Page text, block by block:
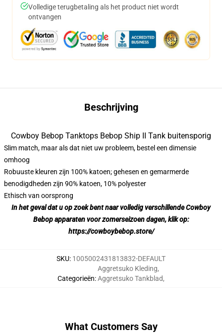
Volledige terugbetaling als het product niet wordt
ontvangen
Beschrijving
Cowboy Bebop Tanktops Bebop Ship II Tank buitensporig
Slim match, maar als dat niet uw probleem, bestel een dimensie
omhoog
Robuuste kleuren zijn 100% katoen; gehesen en gemarmerde
benodigdheden zijn 90% katoen, 10% polyester
Ethisch van oorsprong
In het geval dat u op zoek bent naar volledig verschillende Cowboy
Bebop apparaten voor zomerseizoen dagen, klik op:
https://cowboybebop.store/
SKU: 1005002431813832-DEFAULT
Categorieën:
Aggretsuko Kleding,
Aggretsuko Tankblad,
What Customers Say